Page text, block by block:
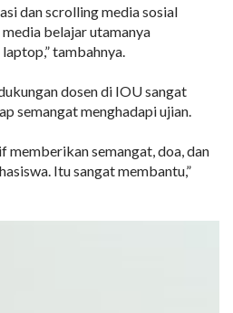
dan scrolling media sosial
belajar utamanya
tambahnya.
dosen di IOU sangat
semangat menghadapi ujian.
memberikan semangat, doa, dan
Itu sangat membantu,”